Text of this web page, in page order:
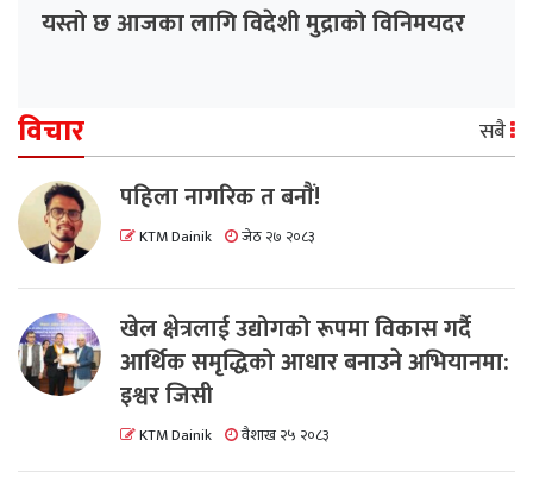
यस्तो छ आजका लागि विदेशी मुद्राको विनिमयदर
विचार सबै
पहिला नागरिक त बनाैं!
KTM Dainik जेठ २७ २०८३
खेल क्षेत्रलाई उद्योगको रूपमा विकास गर्दै
आर्थिक समृद्धिको आधार बनाउने अभियानमा:
इश्वर जिसी
KTM Dainik वैशाख २५ २०८३